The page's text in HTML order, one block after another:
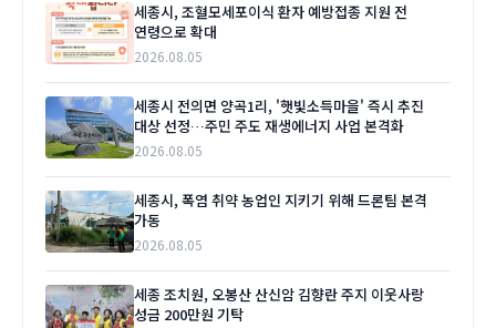
세종시, 조혈모세포이식 환자 예방접종 지원 전
연령으로 확대
2026.08.05
세종시 전의면 양곡1리, '햇빛소득마을' 즉시 추진
대상 선정…주민 주도 재생에너지 사업 본격화
2026.08.05
세종시, 폭염 취약 농업인 지키기 위해 드론팀 본격
가동
2026.08.05
세종 조치원, 오봉산 산신암 김향란 주지 이웃사랑
성금 200만원 기탁